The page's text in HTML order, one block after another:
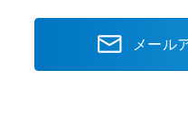
メール